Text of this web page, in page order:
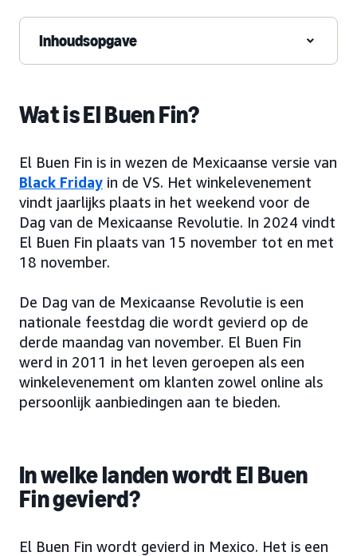
Inhoudsopgave
Wat is El Buen Fin?
El Buen Fin is in wezen de Mexicaanse versie van
Black Friday in de VS. Het winkelevenement
vindt jaarlijks plaats in het weekend voor de
Dag van de Mexicaanse Revolutie. In 2024 vindt
El Buen Fin plaats van 15 november tot en met
18 november.
De Dag van de Mexicaanse Revolutie is een
nationale feestdag die wordt gevierd op de
derde maandag van november. El Buen Fin
werd in 2011 in het leven geroepen als een
winkelevenement om klanten zowel online als
persoonlijk aanbiedingen aan te bieden.
In welke landen wordt El Buen
Fin gevierd?
El Buen Fin wordt gevierd in Mexico. Het is een